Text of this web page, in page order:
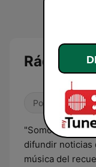
Rádio JP
Pop / Top 40
"Somos Radio
difundir noticias
música del